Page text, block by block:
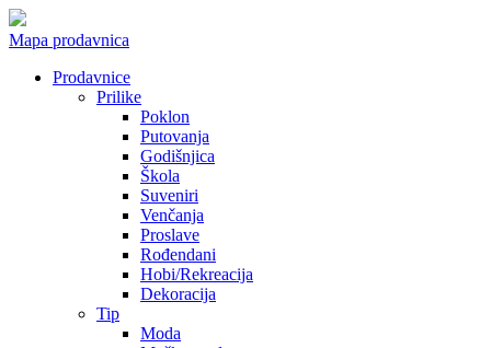
Mapa prodavnica
Prodavnice
Prilike
Poklon
Putovanja
Godišnjica
Škola
Suveniri
Venčanja
Proslave
Rođendani
Hobi/Rekreacija
Dekoracija
Tip
Moda